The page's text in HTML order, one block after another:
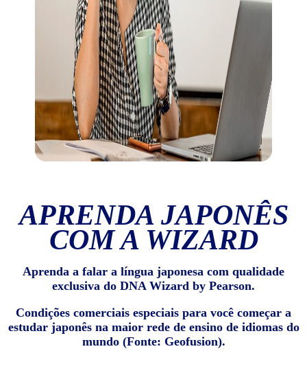
APRENDA JAPONÊS
COM A WIZARD
Aprenda a falar a língua japonesa com qualidade
exclusiva do DNA Wizard by Pearson.
Condições comerciais especiais para você começar a
estudar japonês na maior rede de ensino de idiomas do
mundo (Fonte: Geofusion).